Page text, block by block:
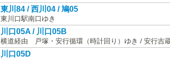
東川84 / 西川04 / 鳩05
東川口駅南口ゆき
川口05A / 川口05B
横道経由 戸塚・安行循環（時計回り）ゆき / 安行吉
川口05D